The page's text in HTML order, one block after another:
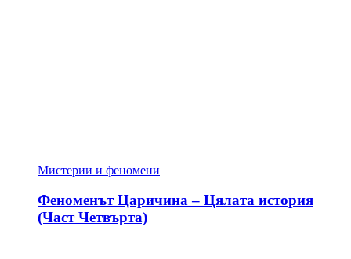
Мистерии и феномени
Феноменът Царичина – Цялата история
(Част Четвърта)